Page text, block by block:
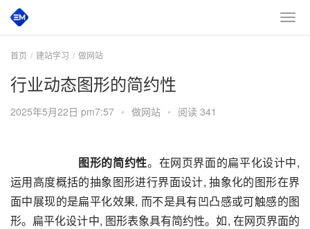
首页 建站学习 做网站
行业动态图形的简约性
2025年5月22日 pm7:57 • 做网站 • 阅读 341
图形的简约性。在网页界面的扁平化设计中,
运用高度概括的抽象图形进行界面设计, 抽象化的图形在界
面中展现的是扁平化效果, 而不是具有凹凸感或可触感的图
形。扁平化设计中, 图形表象具有简约性。如, 在网页界面的